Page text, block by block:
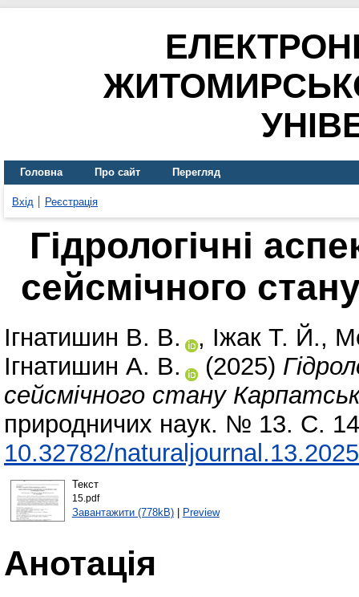
Головна Про сайт Перегляд
Вхід Реєстрація
Гідрологічні
сейсмічного
Ігнатишин В. В. , Іжак Т. Й.,
Ігнатишин А. В.
(2025)
сейсмічного стану
природничих наук. № 13. С.
10.32782/
Текст
15.pdf
Завантажити (778kB)| Preview
Анотація